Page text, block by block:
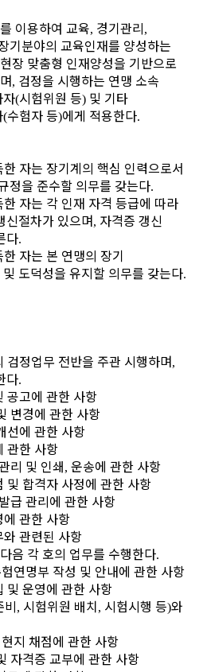
이용하여 교육, 경기관리,
기분야의 교육인재를 양성하는
장 맞춤형 인재양성을 기반으로
, 검정을 시행하는 연맹 소속
(시험위원 등) 및 기타
(수험자 등)에게 적용한다.
자는 장기계의 핵심 인력으로서
정을 준수할 의무를 갖는다.
자는 각 인재 자격 등급에 따라
신절차가 있으며, 자격증 갱신
다.
자는 본 연맹의 장기
도덕성을 유지할 의무를 갖는다.
검정업무 전반을 주관 시행하며,
다.
공고에 관한 사항
변경에 관한 사항
선에 관한 사항
관한 사항
리 및 인쇄, 운송에 관한 사항
및 합격자 사정에 관한 사항
급 관리에 관한 사항
관한 사항
관련된 사항
음 각 호의 업무를 수행한다.
연명부 작성 및 안내에 관한 사항
및 운영에 관한 사항
비, 시험위원 배치, 시험시행 등)와
지 채점에 관한 사항
자격증 교부에 관한 사항